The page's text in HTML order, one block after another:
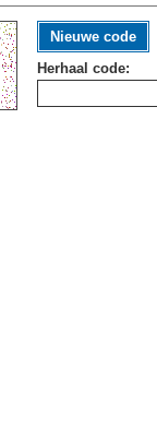
Nieuwe code
Herhaal code: